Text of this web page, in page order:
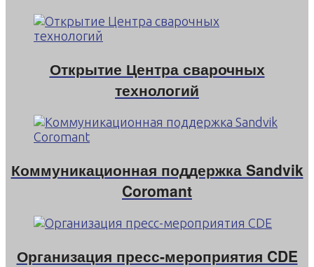
Открытие Центра сварочных
технологий
Коммуникационная поддержка Sandvik
Coromant
Организация пресс-мероприятия CDE